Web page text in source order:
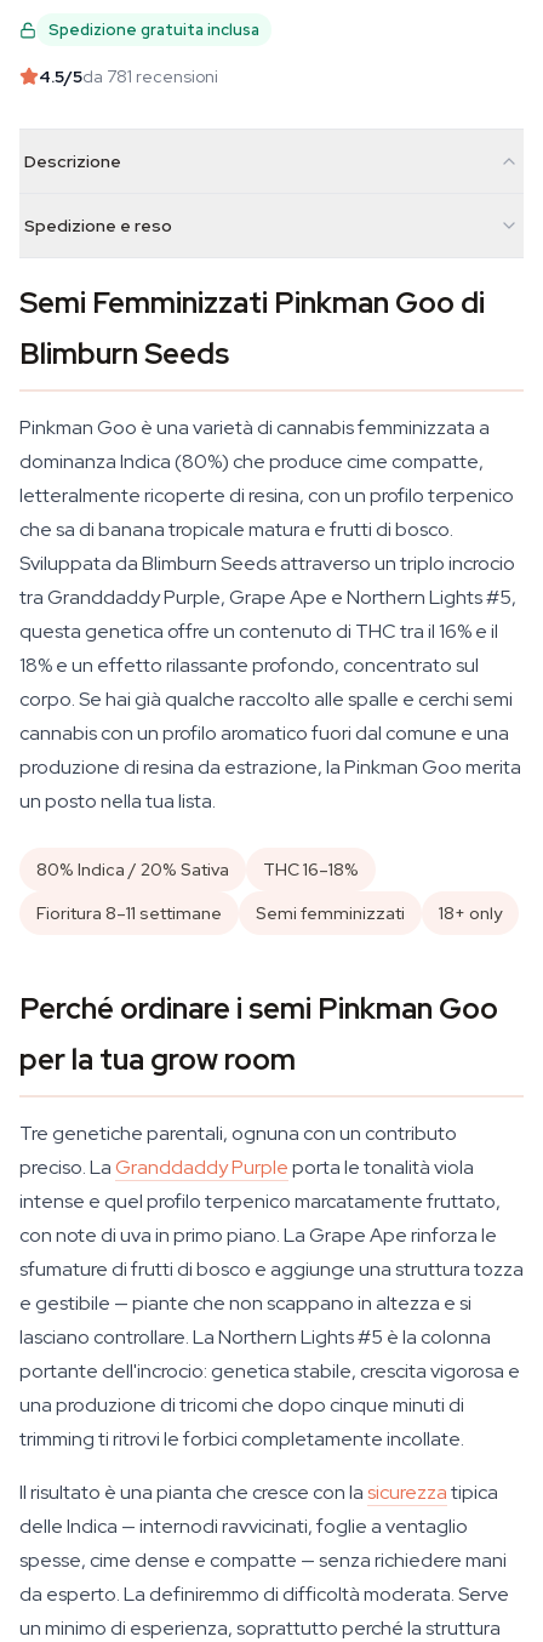
Spedizione gratuita inclusa
4.5/5da 781 recensioni
Descrizione
Spedizione e reso
Semi Femminizzati Pinkman Goo di
Blimburn Seeds
Pinkman Goo è una varietà di cannabis femminizzata a
dominanza Indica (80%) che produce cime compatte,
letteralmente ricoperte di resina, con un profilo terpenico
che sa di banana tropicale matura e frutti di bosco.
Sviluppata da Blimburn Seeds attraverso un triplo incrocio
tra Granddaddy Purple, Grape Ape e Northern Lights #5,
questa genetica offre un contenuto di THC tra il 16% e il
18% e un effetto rilassante profondo, concentrato sul
corpo. Se hai già qualche raccolto alle spalle e cerchi semi
cannabis con un profilo aromatico fuori dal comune e una
produzione di resina da estrazione, la Pinkman Goo merita
un posto nella tua lista.
80% Indica / 20% Sativa
THC 16–18%
Fioritura 8–11 settimane
Semi femminizzati 18+ only
Perché ordinare i semi Pinkman Goo
per la tua grow room
Tre genetiche parentali, ognuna con un contributo
preciso. LaGranddaddy Purpleporta le tonalità viola
intense e quel profilo terpenico marcatamente fruttato,
con note di uva in primo piano. La Grape Ape rinforza le
sfumature di frutti di bosco e aggiunge una struttura tozza
e gestibile — piante che non scappano in altezza e si
lasciano controllare. La Northern Lights #5 è la colonna
portante dell'incrocio: genetica stabile, crescita vigorosa e
una produzione di tricomi che dopo cinque minuti di
trimming ti ritrovi le forbici completamente incollate.
Il risultato è una pianta che cresce con lasicurezzatipica
delle Indica — internodi ravvicinati, foglie a ventaglio
spesse, cime dense e compatte — senza richiedere mani
da esperto. La definiremmo di difficoltà moderata. Serve
un minimo di esperienza, soprattutto perché la struttura